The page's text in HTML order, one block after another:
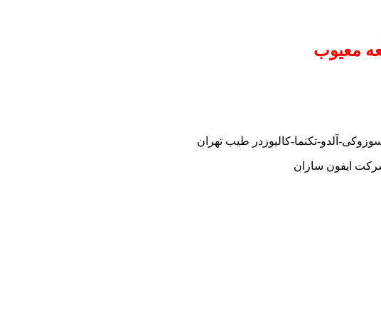
معیوب
آلدو-تکنما-کالیوزدر طیب تهران
ایفون سازان